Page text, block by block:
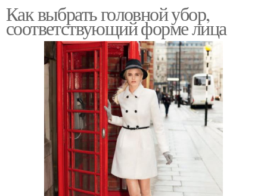
Как выбрать головной убор,
соответствующий форме лица